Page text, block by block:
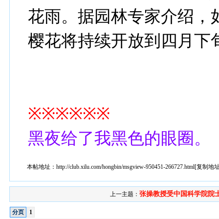
花雨。据园林专家介绍，
樱花将持续开放到四月下
※※※※※※
黑夜给了我黑色的眼圈。
本帖地址：http://club.xilu.com/hongbin/msgview-950451-266727.html[复制地
上一主题：张操教授受中国科学院院
分页 1